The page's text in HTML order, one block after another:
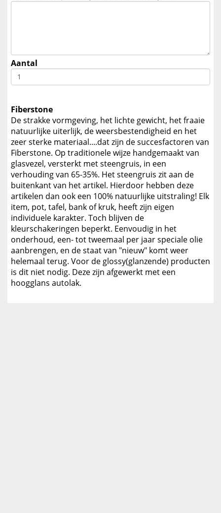
Aantal
Fiberstone
De strakke vormgeving, het lichte gewicht, het fraaie
natuurlijke uiterlijk, de weersbestendigheid en het
zeer sterke materiaal....dat zijn de succesfactoren van
Fiberstone. Op traditionele wijze handgemaakt van
glasvezel, versterkt met steengruis, in een
verhouding van 65-35%. Het steengruis zit aan de
buitenkant van het artikel. Hierdoor hebben deze
artikelen dan ook een 100% natuurlijke uitstraling! Elk
item, pot, tafel, bank of kruk, heeft zijn eigen
individuele karakter. Toch blijven de
kleurschakeringen beperkt. Eenvoudig in het
onderhoud, een- tot tweemaal per jaar speciale olie
aanbrengen, en de staat van "nieuw" komt weer
helemaal terug. Voor de glossy(glanzende) producten
is dit niet nodig. Deze zijn afgewerkt met een
hoogglans autolak.